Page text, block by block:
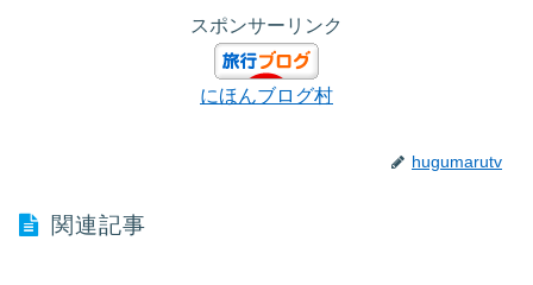
スポンサーリンク
にほんブログ村
hugumarutv
関連記事